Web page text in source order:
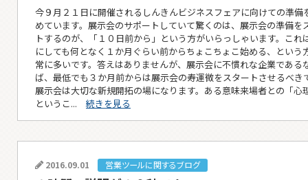
今９月２１日に開催されるしんきんビジネスフェアに向けての準備
めています。展示会のサポートしていて驚くのは、展示会の準備を
トするのが、「１０日前から」という方がいらっしゃいます。これ
にしても何となく１か月ぐらい前からちょこちょこ始める、という
常に多いです。答えはありませんが、展示会に不慣れな企業である
ば、最低でも３か月前からは展示会の寿運微をスタートさせるべき
展示会は大切な新規開拓の場になります。ある意味来場者との「心
というこ... 続きを見る
2016.09.01 営業ツールに関するブログ